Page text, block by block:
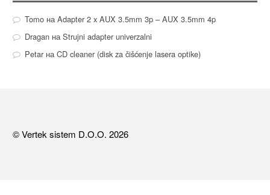
TomoнаAdapter 2 x AUX 3.5mm 3p – AUX 3.5mm 4p
Draganна Strujni adapter univerzalni
Petarна CD cleaner (disk za čišćenje lasera optike)
© Vertek sistem D.O.O. 2026